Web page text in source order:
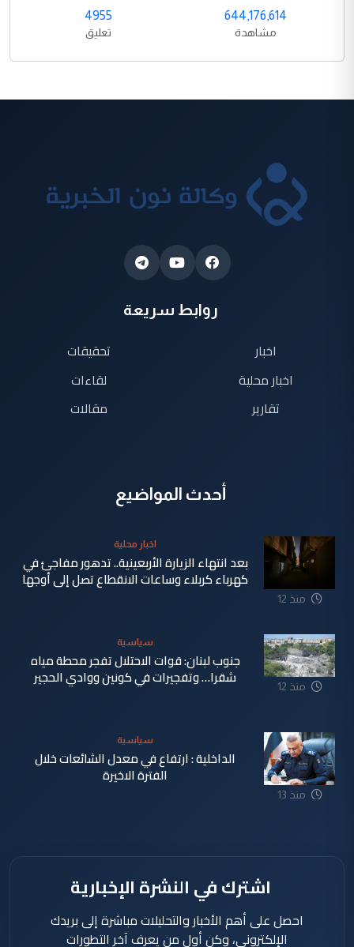
644,176,614
مشاهدة
4955
تعليق
روابط سريعة
اخبار
اخبار محلية
تقارير
تحقيقات
لقاءات
مقالات
أحدث المواضيع
منذ 12
اخبار محلية
بعد انتهاء الزيارة الأربعينية.. تدهور مفاجئ في
كهرباء كربلاء وساعات الانقطاع تصل إلى أوجها
منذ 12
سياسية
جنوب لبنان: قوات الاحتلال تفجر محطة مياه
شقرا… وتفجيرات في كونين ووادي الحجير
منذ 13
سياسية
الداخلية : ارتفاع في معدل الشائعات خلال
الفترة الاخيرة
اشترك في النشرة الإخبارية
احصل على أهم الأخبار والتحليلات مباشرة إلى بريدك
الإلكتروني، وكن أول من يعرف آخر التطورات